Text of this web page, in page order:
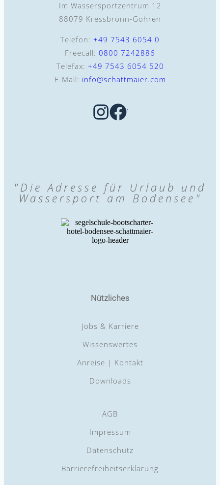
Im Wassersportzentrum 12
88079 Kressbronn-Gohren
Telefon: +49 7543 6054 0
Freecall: 0800 7242886
Telefax: +49 7543 6054 520
E-Mail: info@schattmaier.com
"Die Adresse für Urlaub und
Wassersport am Bodensee"
Nützliches
Jobs & Karriere
Wissenswertes
Anreise | Kontakt
Downloads
AGB
Impressum
Datenschutz
Barrierefreiheitserklärung